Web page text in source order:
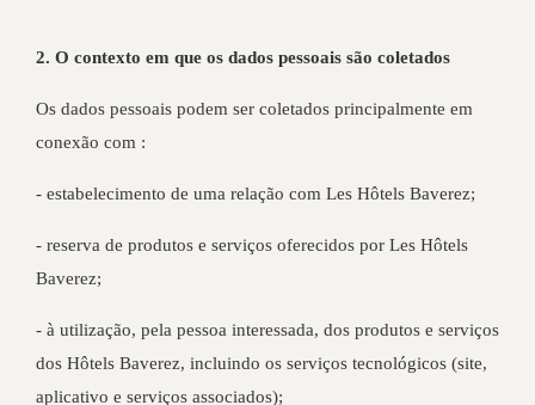
2. O contexto em que os dados pessoais são coletados
Os dados pessoais podem ser coletados principalmente em
conexão com :
- estabelecimento de uma relação com Les Hôtels Baverez;
- reserva de produtos e serviços oferecidos por Les Hôtels
Baverez;
- à utilização, pela pessoa interessada, dos produtos e serviços
dos Hôtels Baverez, incluindo os serviços tecnológicos (site,
aplicativo e serviços associados);